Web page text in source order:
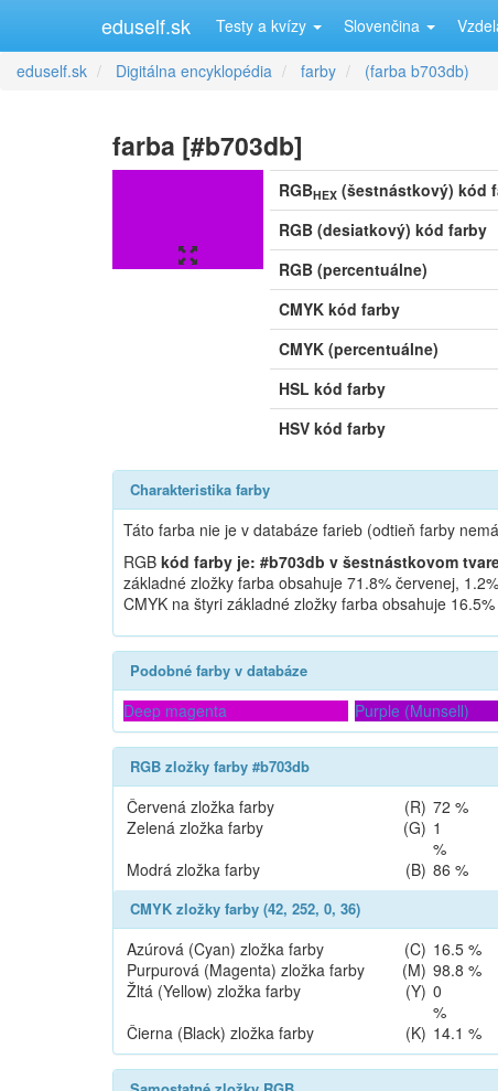
eduself.sk Testy a kvízy Slovenčina
eduself.sk Digitálna encyklopédia farby (farba b703db)
farba [#b703db]
RGBHEX (šestnástkový) kód
RGB (desiatkový) kód farby
RGB (percentuálne)
CMYK kód farby
CMYK (percentuálne)
HSL kód farby
HSV kód farby
Charakteristika farby
Táto farba nie je v databáze farieb (odtieň farby
RGB kód farby je: #b703db v šestnástkovom
základné zložky farba obsahuje 71.8% červenej,
CMYK na štyri základné zložky farba obsahuje
Podobné farby v databáze
Deep magenta Purple (Munsell)
RGB zložky farby #b703db
Červená zložka farby (R) 72 %
Zelená zložka farby (G) 1
%
Modrá zložka farby (B) 86 %
CMYK zložky farby (42, 252, 0, 36)
Azúrová (Cyan) zložka farby (C) 16.5 %
Purpurová (Magenta) zložka farby (M) 98.8 %
Žltá (Yellow) zložka farby (Y) 0
%
Čierna (Black) zložka farby (K) 14.1 %